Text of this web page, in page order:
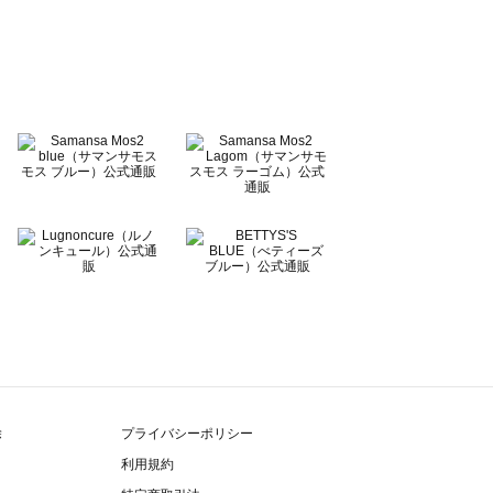
プライバシーポリシー
利用規約